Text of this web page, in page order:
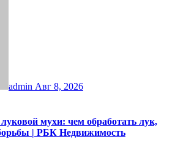
admin Авг 8, 2026
мухи: чем обработать лук,
| РБК Недвижимость